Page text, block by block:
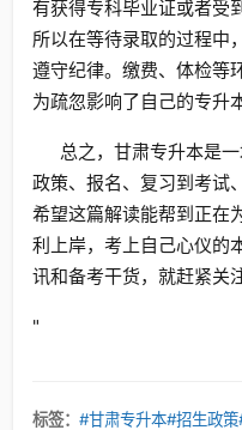
有获得专科毕业证或者受
所以在等待录取的过程中
遵守纪律。缴费、体检等
为疏忽影响了自己的专升
总之，甘肃专升本是
政策、报名、复习到考试
希望这篇解读能帮到正在
利上岸，考上自己心仪的
讯和备考干货，就赶紧关
"
标签： #甘肃专升本#招生政策